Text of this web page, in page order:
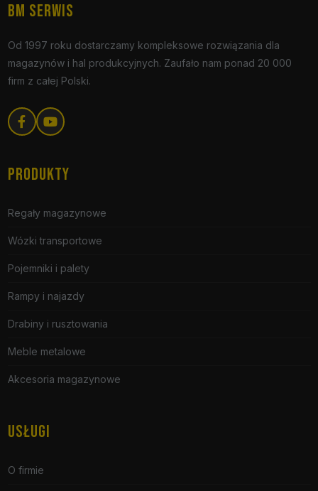
BM SERWIS
Od 1997 roku dostarczamy kompleksowe rozwiązania dla
magazynów i hal produkcyjnych. Zaufało nam ponad 20 000
firm z całej Polski.
PRODUKTY
Regały magazynowe
Wózki transportowe
Pojemniki i palety
Rampy i najazdy
Drabiny i rusztowania
Meble metalowe
Akcesoria magazynowe
USŁUGI
O firmie